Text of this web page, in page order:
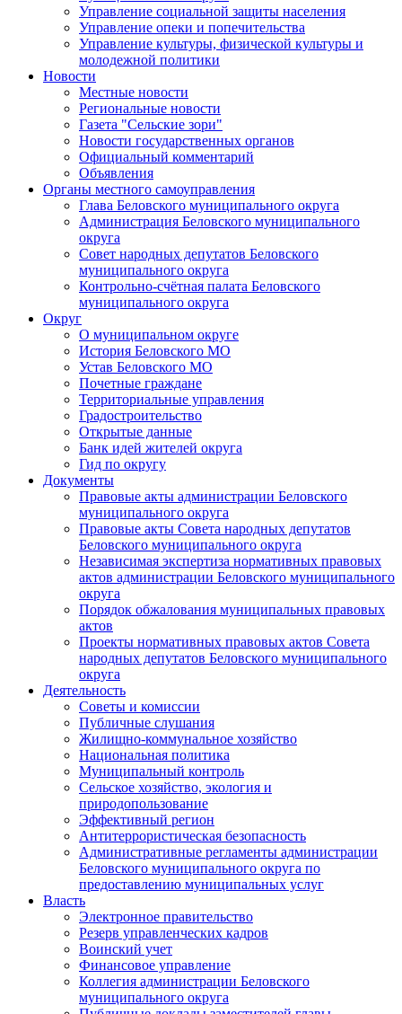
Управление социальной защиты населения
Управление опеки и попечительства
Управление культуры, физической культуры и
молодежной политики
Новости
Местные новости
Региональные новости
Газета "Сельские зори"
Новости государственных органов
Официальный комментарий
Объявления
Органы местного самоуправления
Глава Беловского муниципального округа
Администрация Беловского муниципального
округа
Совет народных депутатов Беловского
муниципального округа
Контрольно-счётная палата Беловского
муниципального округа
Округ
О муниципальном округе
История Беловского МО
Устав Беловского МО
Почетные граждане
Территориальные управления
Градостроительство
Открытые данные
Банк идей жителей округа
Гид по округу
Документы
Правовые акты администрации Беловского
муниципального округа
Правовые акты Совета народных депутатов
Беловского муниципального округа
Независимая экспертиза нормативных правовых
актов администрации Беловского муниципального
округа
Порядок обжалования муниципальных правовых
актов
Проекты нормативных правовых актов Совета
народных депутатов Беловского муниципального
округа
Деятельность
Советы и комиссии
Публичные слушания
Жилищно-коммунальное хозяйство
Национальная политика
Муниципальный контроль
Сельское хозяйство, экология и
природопользование
Эффективный регион
Антитеррористическая безопасность
Административные регламенты администрации
Беловского муниципального округа по
предоставлению муниципальных услуг
Власть
Электронное правительство
Резерв управленческих кадров
Воинский учет
Финансовое управление
Коллегия администрации Беловского
муниципального округа